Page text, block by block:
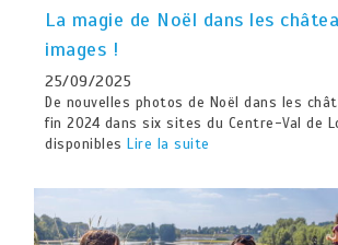
La magie de Noël dans les
images !
25/09/2025
De nouvelles photos de Noël dans les
fin 2024 dans six sites du Centre-Val de
disponibles Lire la suite